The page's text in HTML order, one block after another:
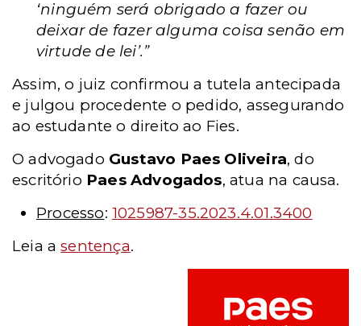
‘ninguém será obrigado a fazer ou
deixar de fazer alguma coisa senão em
virtude de lei’.”
Assim, o juiz confirmou a tutela antecipada
e julgou procedente o pedido, assegurando
ao estudante o direito ao Fies.
O advogado Gustavo Paes Oliveira, do
escritório Paes Advogados, atua na causa.
Processo: 1025987-35.2023.4.01.3400
Leia asentença.